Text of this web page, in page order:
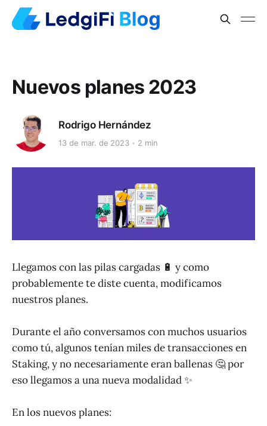
Nuevos planes 2023
Rodrigo Hernández
13 de mar. de 2023 2 min
Llegamos con las pilas cargadas 🔋 y como
probablemente te diste cuenta, modificamos
nuestros planes.
Durante el año conversamos con muchos usuarios
como tú, algunos tenían miles de transacciones en
Staking, y no necesariamente eran ballenas 🤔 por
eso llegamos a una nueva modalidad ✨
En los nuevos planes: